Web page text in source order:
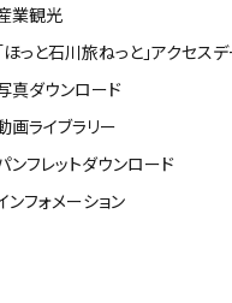
業観光
ほっと石川旅ねっと」アクセス
真ダウンロード
画ライブラリー
ンフレットダウンロード
ンフォメーション